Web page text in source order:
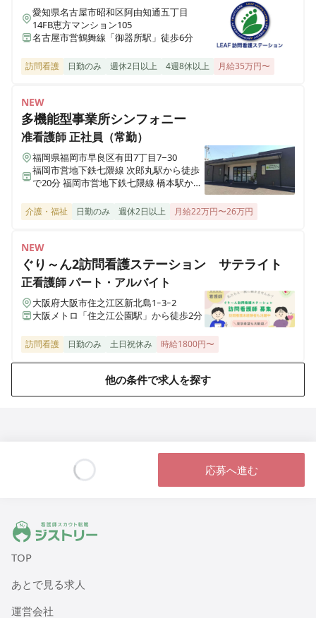
ホスピス西城Ⅰ・Ⅱ
岩手県一関市八幡町2-43 （社団医療法人西城病院）
神奈川県小田原市成田501-3
医療施設型ホスピス 医心館鈴鹿
三重県鈴鹿市末広東5番（住所未定）
医療施設型ホスピス 医心館豊中
大阪府豊中市立花町１丁目6-31
医療施設型ホスピス 医心館加須
埼玉県加須市不動岡一丁目（住所未定）
医療施設型ホスピス 医心館ふくにし
三重県名張市東町1921-1
医療施設型ホスピス 医心館弘前
青森県弘前市大字外崎4丁目2-3
医療施設型ホスピス 医心館八戸
青森県八戸市田向五丁目12番1号
秋田県秋田市広面字大巻59
神奈川県横浜市港北区菊名六丁目20-42
愛知県名古屋市昭和区阿由知通五丁目
14FB恵方マンション105
名古屋市営鶴舞線「御器所駅」徒歩6分
訪問看護 日勤のみ 週休2日以上 4週8休以上 月給35万円〜
NEW
多機能型事業所シンフォニー
准看護師正社員（常勤）
福岡県福岡市早良区有田7丁目7−30
福岡市営地下鉄七隈線 次郎丸駅から徒歩
で20分 福岡市営地下鉄七隈線 橋本駅から
介護・福祉 日勤のみ 週休2日以上 月給22万円〜26万円
NEW
ぐり～ん2訪問看護ステーション サテライト
正看護師パート・アルバイト
大阪府大阪市住之江区新北島1ｰ3ｰ2
大阪メトロ「住之江公園駅」から徒歩2分
訪問看護 日勤のみ 土日祝休み 時給1800円〜
他の条件で求人を探す
応募へ進む
ジストリー 看護師の転職マッチング
TOP
あとで見る求人
運営会社